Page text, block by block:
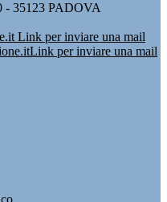
- 35123 PADOVA
Link per inviare una mail
Link per inviare una mail